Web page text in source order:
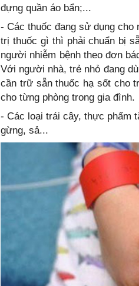
đựng quần áo bẩn;...
- Các thuốc đang sử dụng
trị thuốc gì thì phải chuẩn bị
người nhiễm bệnh theo đơn
Với người nhà, trẻ nhỏ đang
cần trữ sẵn thuốc hạ sốt cho
cho từng phòng trong gia đình.
- Các loại trái cây, thực phẩm
gừng, sả...